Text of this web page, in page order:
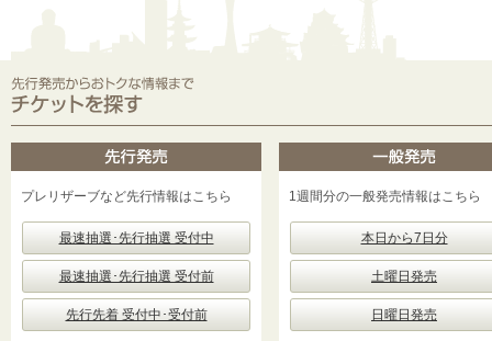
プレリザーブなど先行情報はこちら
最速抽選･先行抽選 受付中
最速抽選･先行抽選 受付前
先行先着 受付中･受付前
1週間分の一般発売情報はこちら
本日から7日分
土曜日発売
日曜日発売